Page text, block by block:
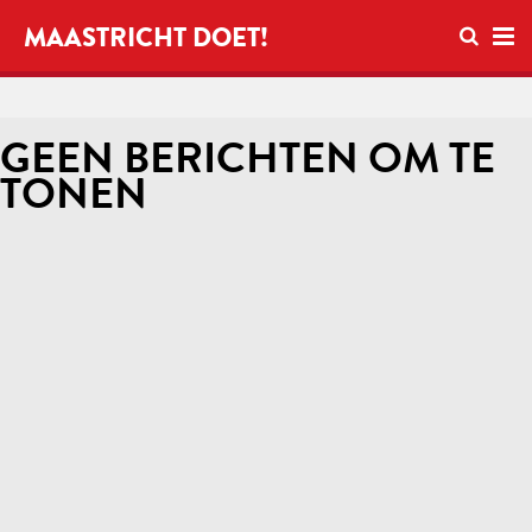
Open
MAASTRICHT DOET!
GEEN BERICHTEN OM TE
TONEN